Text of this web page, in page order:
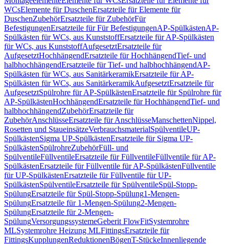
WCsElemente für DuschenErsatzteile für Elemente für
DuschenZubehörErsatzteile für ZubehörFür
BefestigungenErsatzteile für Für BefestigungenAP-SpülkästenAP-
Spülkästen für WCs, aus KunststoffErsatzteile für AP-Spülkästen
für WCs, aus KunststoffAufgesetztErsatzteile für
AufgesetztHochhängendErsatzteile für HochhängendTief- und
halbhochhängendErsatzteile für Tief- und halbhochhängendAP-
Spülkästen für WCs, aus SanitärkeramikErsatzteile für AP-
Spülkästen für WCs, aus SanitärkeramikAufgesetztErsatzteile für
AufgesetztSpülrohre für AP-SpülkästenErsatzteile für Spülrohre für
AP-SpülkästenHochhängendErsatzteile für HochhängendTief- und
halbhochhängendZubehörErsatzteile für
ZubehörAnschlüsseErsatzteile für AnschlüsseManschettenNippel,
Rosetten und StaueinsätzeVerbrauchsmaterialSpülventileUP-
SpülkästenSigma UP-SpülkästenErsatzteile für Sigma UP-
SpülkästenSpülrohreZubehörFüll- und
SpülventileFüllventileErsatzteile für FüllventileFüllventile für AP-
SpülkästenErsatzteile für Füllventile für AP-SpülkästenFüllventile
für UP-SpülkästenErsatzteile für Füllventile für UP-
SpülkästenSpülventileErsatzteile für SpülventileSpül-Stopp-
SpülungErsatzteile für Spül-Stopp-Spülung1-Mengen-
SpülungErsatzteile für 1-Mengen-Spülung2-Mengen-
SpülungErsatzteile für 2-Mengen-
SpülungVersorgungssystemeGeberit FlowFitSystemrohre
MLSystemrohre Heizung MLFittingsErsatzteile für
FittingsKupplungenReduktionenBögenT-StückeInnenliegende